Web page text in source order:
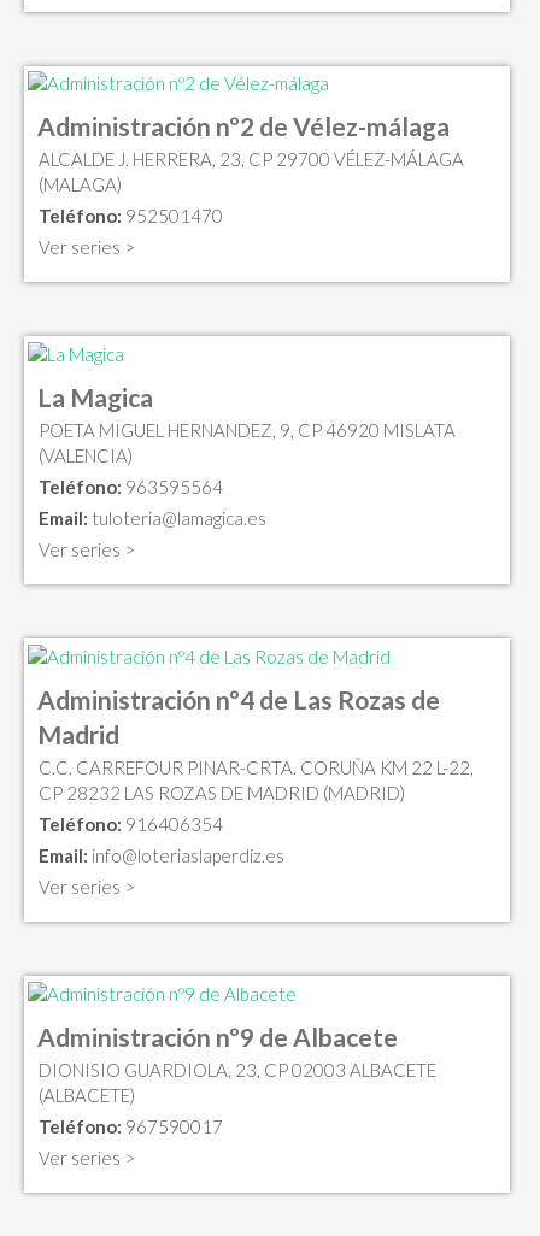
Administración nº2 de Vélez-málaga
ALCALDE J. HERRERA, 23, CP 29700 VÉLEZ-MÁLAGA
(MALAGA)
Teléfono: 952501470
Ver series >
La Magica
POETA MIGUEL HERNANDEZ, 9, CP 46920 MISLATA
(VALENCIA)
Teléfono: 963595564
Email: tuloteria@lamagica.es
Ver series >
Administración nº4 de Las Rozas de
Madrid
C.C. CARREFOUR PINAR-CRTA. CORUÑA KM 22 L-22,
CP 28232 LAS ROZAS DE MADRID (MADRID)
Teléfono: 916406354
Email: info@loteriaslaperdiz.es
Ver series >
Administración nº9 de Albacete
DIONISIO GUARDIOLA, 23, CP 02003 ALBACETE
(ALBACETE)
Teléfono: 967590017
Ver series >